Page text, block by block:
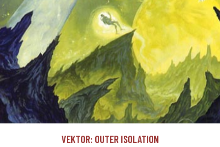
VEKTOR: OUTER ISOLATION